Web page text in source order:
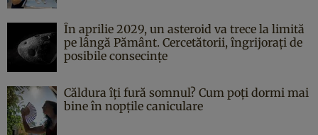
În aprilie 2029, un asteroid va trece la limită
pe lângă Pământ. Cercetătorii, îngrijorați de
posibile consecințe
Căldura îți fură somnul? Cum poți dormi mai
bine în nopțile caniculare